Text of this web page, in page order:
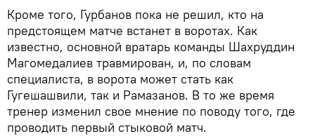
Кроме того, Гурбанов пока не решил, кто на
предстоящем матче встанет в воротах. Как
известно, основной вратарь команды Шахруддин
Магомедалиев травмирован, и, по словам
специалиста, в ворота может стать как
Гугешашвили, так и Рамазанов. В то же время
тренер изменил свое мнение по поводу того, где
проводить первый стыковой матч.